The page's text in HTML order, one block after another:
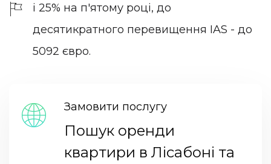
і 25% на п'ятому році, до
десятикратного перевищення IAS - до
5092 євро.
Замовити послугу
Пошук оренди
квартири в Лісабоні та